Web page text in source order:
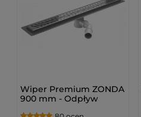
Wiper Premium ZONDA
900 mm - Odpływ